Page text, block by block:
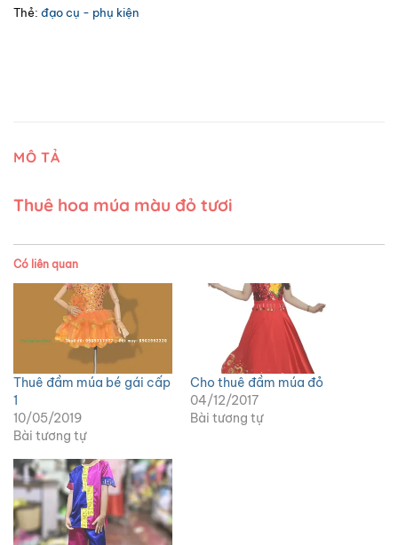
Thẻ: đạo cụ - phụ kiện
MÔ TẢ
Thuê hoa múa màu đỏ tươi
Có liên quan
Thuê đầm múa bé gái cấp
1
10/05/2019
Bài tương tự
Cho thuê đầm múa đỏ
04/12/2017
Bài tương tự